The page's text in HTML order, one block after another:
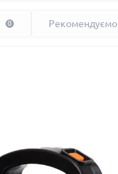
0 Рекомендуємо